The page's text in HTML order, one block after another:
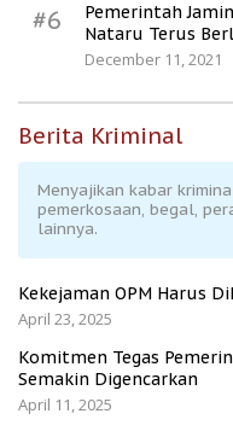
#6
Pemerintah
Nataru Terus
December 11, 2021
Berita Kriminal
Menyajikan kabar
pemerkosaan, begal,
lainnya.
Kekejaman OPM Harus
April 23, 2025
Komitmen Tegas
Semakin Digencarkan
April 11, 2025